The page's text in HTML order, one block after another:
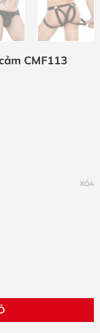
CMF113
XÓA
số lượng